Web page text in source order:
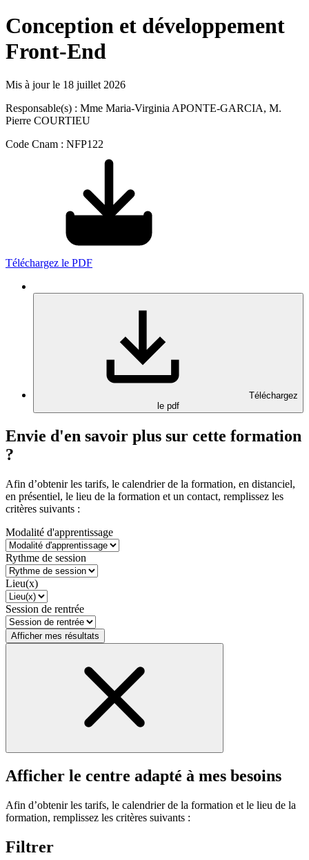
Conception et développement
Front-End
Mis à jour le 18 juillet 2026
Responsable(s) : Mme Maria-Virginia APONTE-GARCIA, M.
Pierre COURTIEU
Code Cnam : NFP122
Téléchargez le PDF
Téléchargez
le pdf
Envie d'en savoir plus sur cette formation
?
Afin d’obtenir les tarifs, le calendrier de la formation, en distanciel,
en présentiel, le lieu de la formation et un contact, remplissez les
critères suivants :
Modalité d'apprentissage
Rythme de session
Lieu(x)
Session de rentrée
Afficher mes résultats
Afficher le centre adapté à mes besoins
Afin d’obtenir les tarifs, le calendrier de la formation et le lieu de la
formation, remplissez les critères suivants :
Filtrer